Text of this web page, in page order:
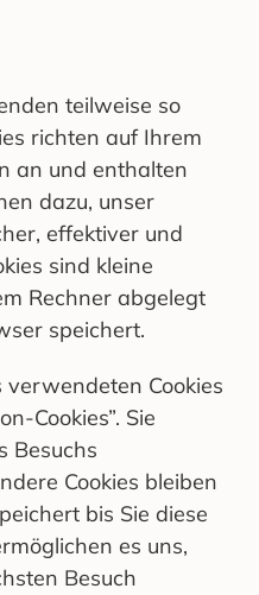
teilweise so
richten auf Ihrem
an und enthalten
dazu, unser
effektiver und
sind kleine
Rechner abgelegt
speichert.
Cookies
Cookies”. Sie
Besuchs
Cookies bleiben
bis Sie diese
es uns,
Besuch